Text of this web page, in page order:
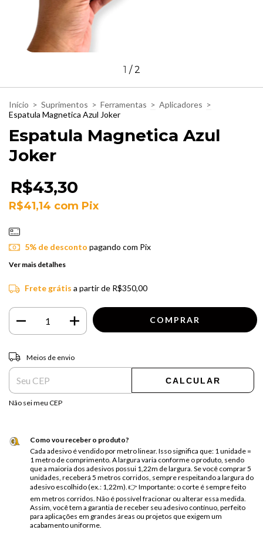
1 /2
Início > Suprimentos > Ferramentas > Aplicadores >
Espatula Magnetica Azul Joker
Espatula Magnetica Azul
Joker
R$43,30
R$41,14 com Pix
5% de desconto pagando com Pix
Ver mais detalhes
Frete grátis a partir de R$350,00
Entregas para o CEP:
Meios de envio
CALCULAR
Não sei meu CEP
Como vou receber o produto?
Cada adesivo é vendido por metro linear. Isso significa que: 1 unidade =
1 metro de comprimento. A largura varia conforme o produto, sendo
que a maioria dos adesivos possui 1,22m de largura. Se você comprar 5
unidades, receberá 5 metros corridos, sempre respeitando a largura do
adesivo escolhido (ex.: 1,22m). 👉 Importante: o corte é sempre feito
em metros corridos. Não é possível fracionar ou alterar essa medida.
Assim, você tem a garantia de receber seu adesivo contínuo, perfeito
para aplicações em grandes áreas ou projetos que exigem um
acabamento uniforme.